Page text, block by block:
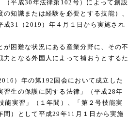
（平成30年法律第102号）によって創設
知識または経験を必要とする技能）、
成31（2019）年４月１日から実施され
困難な状況にある産業分野に、その不
となる外国人によって補おうとするた
）年の第192国会において成立した
習生の保護に関する法律」（平成28年
能実習」（１年間）、「第２号技能実
）として平成29年11月１日から実施